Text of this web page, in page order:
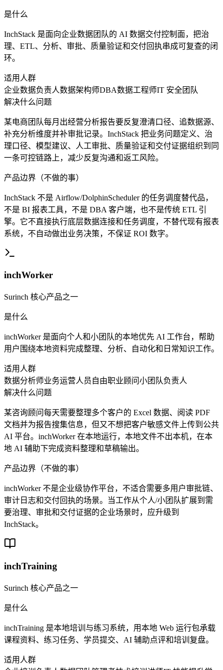
是什么
InchStack 是面向企业数据团队的 AI 数据交付控制面，把治
理、ETL、分析、审批、质量验证和交付回执串成可复查的闭
环。
适用人群
企业数据负责人数据架构师DBA数据工程师IT 安全团队
解决什么问题
某电商团队每月出经营分析报告要反复澄清口径、追数据源、
补充分析维度并补审批记录。InchStack 把业务问题定义、治
理口径、模型建议、人工审批、质量验证和交付证据组织到同
一条可控链路上，减少反复沟通和返工风险。
产品边界（不做的事）
InchStack 不是 Airflow/DolphinScheduler 的任务调度替代品，
不是 BI 报表工具，不是 DBA 客户端，也不是传统 ETL 引
擎。它不直接执行底层数据连接和任务调度，不替代现有报表
系统，不自动做出业务决策，不保证 ROI 数字。
inchWorker
Surinch 核心产品之一
是什么
inchWorker 是面向个人和小团队的本地优先 AI 工作台，帮助
用户围绕本地资料完成整理、分析、自动化和日常知识工作。
适用人群
数据分析师业务运营人员 自由职业顾问小团队负责人
解决什么问题
某咨询顾问每天需要整理多个客户的 Excel 数据、阅读 PDF
文档并为报告搜集信息，但又不想把客户敏感文件上传到公共
AI 平台。inchWorker 在本地运行，本地文件不出本机，在本
地 AI 辅助下完成资料整理和草稿输出。
产品边界（不做的事）
inchWorker 不是企业级协作平台，不适合需要多用户审批链、
审计日志和交付回执的场景。当工作从个人/小团队扩展到需
要治理、审批和交付证据的企业场景时，应升级到
InchStack。
inchTraining
Surinch 核心产品之一
是什么
inchTraining 是本地培训与练习系统，用本地 Web 运行包承载
课程资料、练习任务、学员提交、AI 辅助点评和培训复盘。
适用人群